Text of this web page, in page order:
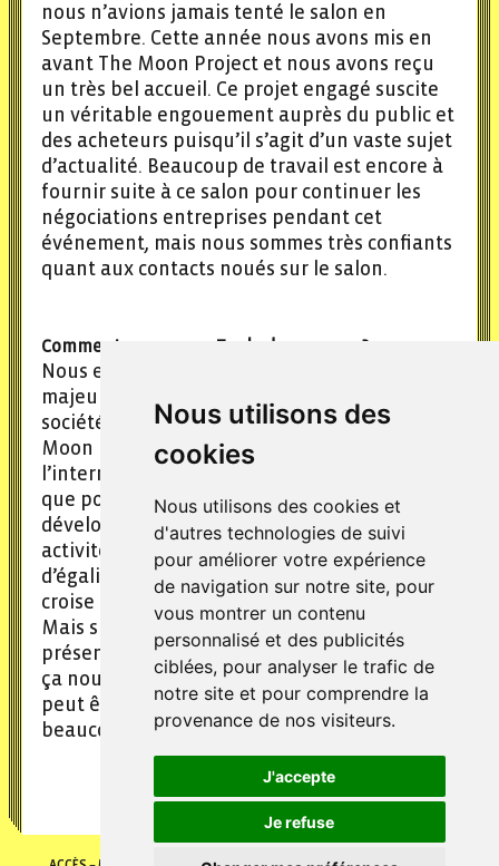
Nous utilisons des
cookies
Nous utilisons des cookies et
d'autres technologies de suivi
pour améliorer votre expérience
de navigation sur notre site, pour
vous montrer un contenu
personnalisé et des publicités
ciblées, pour analyser le trafic de
notre site et pour comprendre la
provenance de nos visiteurs.
J'accepte
Je refuse
nous n’avions jamais tenté le salon en
Septembre. Cette année nous avons mis en
avant The Moon Project et nous avons reçu
un très bel accueil. Ce projet engagé suscite
un véritable engouement auprès du public et
des acheteurs puisqu’il s’agit d’un vaste sujet
d’actualité. Beaucoup de travail est encore à
fournir suite à ce salon pour continuer les
négociations entreprises pendant cet
événement, mais nous sommes très confiants
quant aux contacts noués sur le salon.
Comment voyez-vous Topla dans 10 ans ?
Nous espérons que Topla sera un acteur
majeur dans l’édition jeunesse et le jeu de
société pour apprendre en faisant. Avec The
Moon Project, nous espérons nous exporter à
l’international pour toucher autant de monde
que possible ! Dans 10 ans, nous aurons
développé la gamme sur d’autres jeux et
activités qui correspondent aux valeurs
d’égalité et d’écologie que nous portons. On
croise les doigts !
Mais si on nous avait dit il y a 4 ans que l’on
présenterait aujourd’hui des jeux féministes,
ça nous aurait ébahis, alors, on ne sait jamais,
peut être que l’on se réserve encore
beaucoup de surprises !